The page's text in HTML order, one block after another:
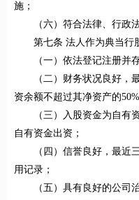
施；
（六）符合法律、行政
第七条 法人作为典当行
（一）依法登记注册并
（二）财务状况良好，
资余额不超过其净资产的
（三）入股资金为自有
自有资金出资；
（四）信誉良好，最近
用记录；
（五）具有良好的公司